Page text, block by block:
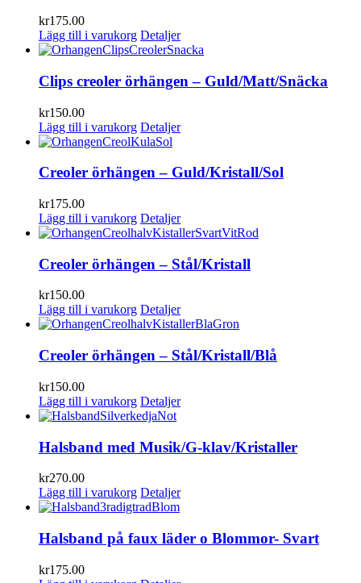
kr175.00
Lägg till i varukorg Detaljer
Clips creoler örhängen – Guld/Matt/Snäcka
kr150.00
Lägg till i varukorg Detaljer
Creoler örhängen – Guld/Kristall/Sol
kr175.00
Lägg till i varukorg Detaljer
Creoler örhängen – Stål/Kristall
kr150.00
Lägg till i varukorg Detaljer
Creoler örhängen – Stål/Kristall/Blå
kr150.00
Lägg till i varukorg Detaljer
Halsband med Musik/G-klav/Kristaller
kr270.00
Lägg till i varukorg Detaljer
Halsband på faux läder o Blommor- Svart
kr175.00